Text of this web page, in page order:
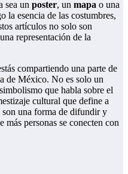
sea un poster, un mapa o una
la esencia de las costumbres,
artículos no solo son
representación de la
compartiendo una parte de
de México. No es solo un
que habla sobre el
cultural que define a
son una forma de difundir y
personas se conecten con